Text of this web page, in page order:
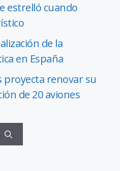
estrelló cuando
de la
en España
renovar su
de 20 aviones